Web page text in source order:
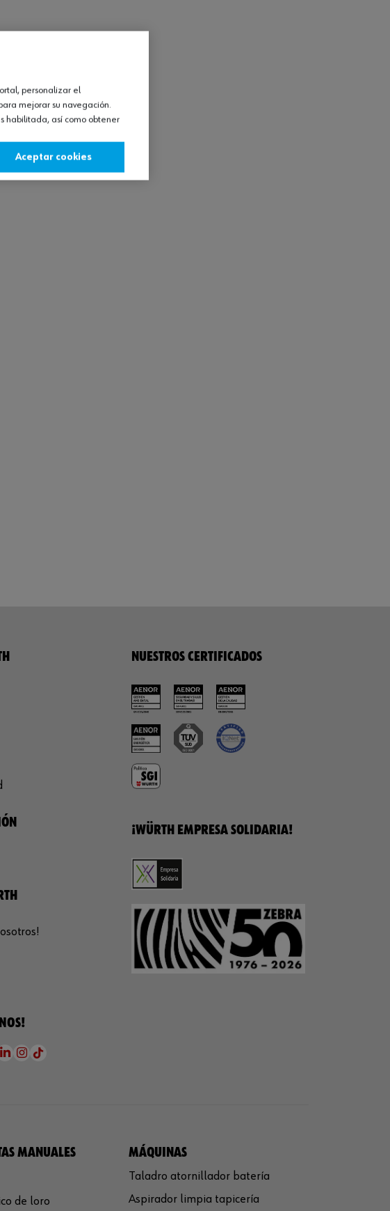
NUESTROS CERTIFICADOS
¡WÜRTH EMPRESA SOLIDARIA!
MANUALES
de loro
MÁQUINAS
Taladro atornillador batería
Aspirador limpia tapicería
personalizar el
mejorar su navegación.
habilitada, así como obtener
Aceptar cookies